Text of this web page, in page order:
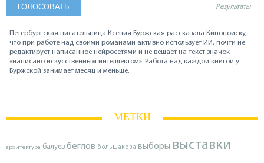
Результаты
Петербургская писательница Ксения Буржская рассказала Кинопоиску,
что при работе над своими романами активно использует ИИ, почти не
редактирует написанное нейросетями и не вешает на текст значок
«написано искусственным интеллектом». Работа над каждой книгой у
Буржской занимает месяц и меньше.
МЕТКИ
архитектура балуев беглов большакова выборы выставки